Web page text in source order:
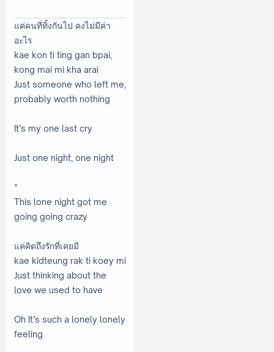
แค่คนที่ทิ้งกันไป คงไม่มีค่า
อะไร
kae kon ti ting gan bpai,
kong mai mi kha arai
Just someone who left me,
probably worth nothing
It’s my one last cry
Just one night, one night
*
This lone night got me
going going crazy
แค่คิดถึงรักที่เคยมี
kae kidteung rak ti koey mi
Just thinking about the
love we used to have
Oh It’s such a lonely lonely
feeling